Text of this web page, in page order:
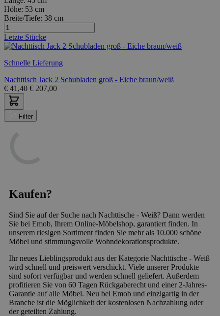
Höhe: 53 cm
Breite/Tiefe: 38 cm
Letzte Stücke
Schnelle Lieferung
Nachttisch Jack 2 Schubladen groß - Eiche braun/weiß
€ 41,40 € 207,00
Filter
Kaufen?
Sind Sie auf der Suche nach Nachttische - Weiß? Dann werden
Sie bei Emob, Ihrem Online-Möbelshop, garantiert finden. In
unserem riesigen Sortiment finden Sie mehr als 10.000 schöne
Möbel und stimmungsvolle Wohndekorationsprodukte.
Ihr neues Lieblingsprodukt aus der Kategorie Nachttische - Weiß
wird schnell und preiswert verschickt. Viele unserer Produkte
sind sofort verfügbar und werden schnell geliefert. Außerdem
profitieren Sie von 60 Tagen Rückgaberecht und einer 2-Jahres-
Garantie auf alle Möbel. Neu bei Emob und einzigartig in der
Branche ist die Möglichkeit der kostenlosen Nachzahlung oder
der geteilten Zahlung.